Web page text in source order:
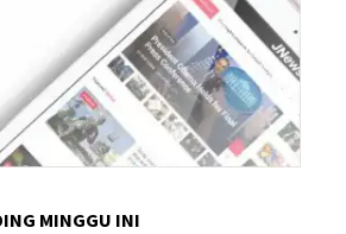
MINGGU INI